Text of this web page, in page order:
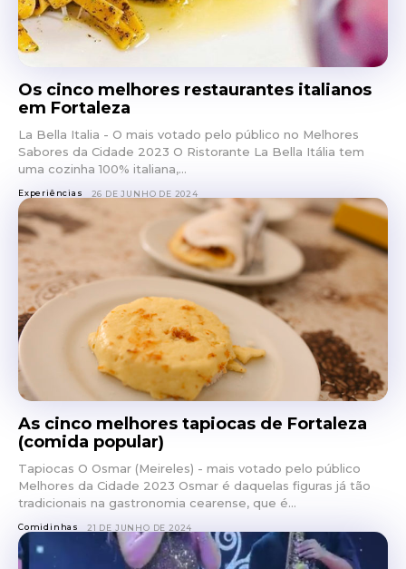
Os cinco melhores restaurantes italianos
em Fortaleza
La Bella Italia - O mais votado pelo público no Melhores
Sabores da Cidade 2023 O Ristorante La Bella Itália tem
uma cozinha 100% italiana,...
Experiências 26 DE JUNHO DE 2024
As cinco melhores tapiocas de Fortaleza
(comida popular)
Tapiocas O Osmar (Meireles) - mais votado pelo público
Melhores da Cidade 2023 Osmar é daquelas figuras já tão
tradicionais na gastronomia cearense, que é...
Comidinhas 21 DE JUNHO DE 2024